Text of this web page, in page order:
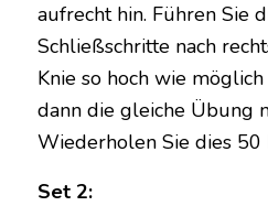
aufrecht hin. Führen Sie
Schließschritte nach
Knie so hoch wie
dann die gleiche Übung
Wiederholen Sie dies 50
Set 2: